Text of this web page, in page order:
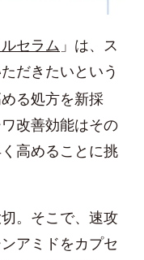
セラム 」は、ス
だきたいという
る処方を新採
改善効能はその
高めることに挑
。そこで、速攻
アミドをカプセ